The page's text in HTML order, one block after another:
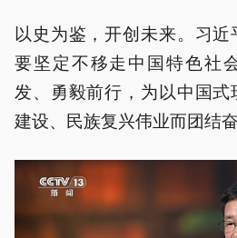
以史为鉴，开创未来。习
要坚定不移走中国特色社
发、勇毅前行，为以中国
建设、民族复兴伟业而团结奋